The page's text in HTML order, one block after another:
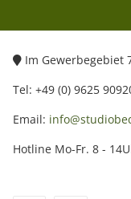
Im Gewerbegebiet
Tel: +49 (0) 9625
Email:
Hotline Mo-Fr. 8 -